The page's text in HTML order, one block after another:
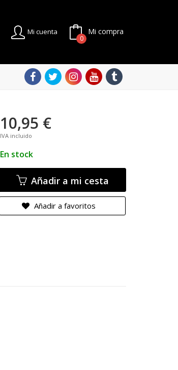
Mi cuenta Mi compra
0
10,95 €
IVA incluido
En stock
Añadir a mi cesta
Añadir a favoritos